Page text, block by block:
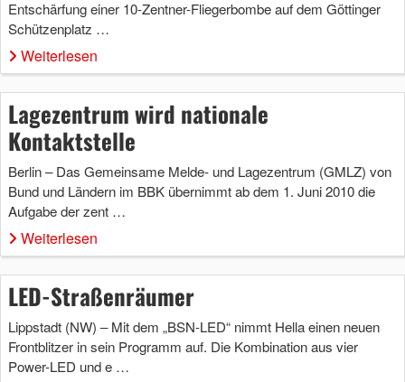
Entschärfung einer 10-Zentner-Fliegerbombe auf dem Göttinger
Schützenplatz …
Weiterlesen
Lagezentrum wird nationale
Kontaktstelle
Berlin – Das Gemeinsame Melde- und Lagezentrum (GMLZ) von
Bund und Ländern im BBK übernimmt ab dem 1. Juni 2010 die
Aufgabe der zent …
Weiterlesen
LED-Straßenräumer
Lippstadt (NW) – Mit dem „BSN-LED“ nimmt Hella einen neuen
Frontblitzer in sein Programm auf. Die Kombination aus vier
Power-LED und e …